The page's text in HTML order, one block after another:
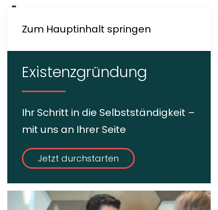
Zum Hauptinhalt springen
Existenzgründung
Ihr Schritt in die Selbstständigkeit –
mit uns an Ihrer Seite
Jetzt durchstarten